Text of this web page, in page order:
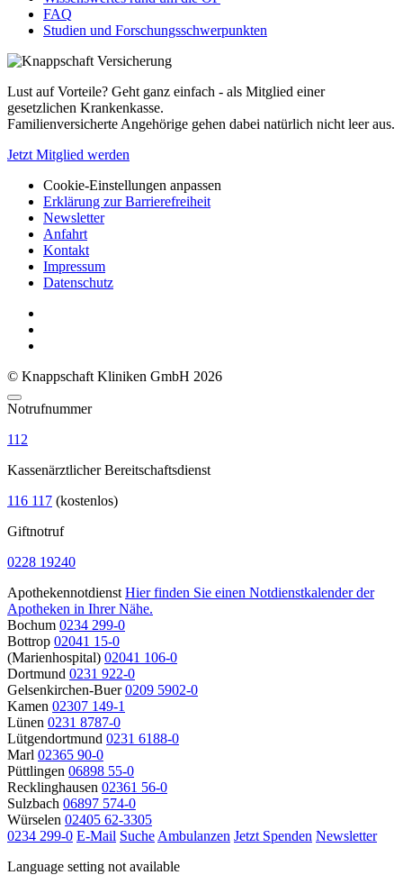
FAQ
Studien und Forschungsschwerpunkten
Lust auf Vorteile? Geht ganz einfach - als Mitglied einer
gesetzlichen Krankenkasse.
Familienversicherte Angehörige gehen dabei natürlich nicht leer aus.
Jetzt Mitglied werden
Cookie-Einstellungen anpassen
Erklärung zur Barrierefreiheit
Newsletter
Anfahrt
Kontakt
Impressum
Datenschutz
© Knappschaft Kliniken GmbH 2026
Notrufnummer
112
Kassenärztlicher Bereitschaftsdienst
116 117 (kostenlos)
Giftnotruf
0228 19240
Apothekennotdienst Hier finden Sie einen Notdienstkalender der
Apotheken in Ihrer Nähe.
Bochum 0234 299-0
Bottrop 02041 15-0
(Marienhospital) 02041 106-0
Dortmund 0231 922-0
Gelsenkirchen-Buer 0209 5902-0
Kamen 02307 149-1
Lünen 0231 8787-0
Lütgendortmund 0231 6188-0
Marl 02365 90-0
Püttlingen 06898 55-0
Recklinghausen 02361 56-0
Sulzbach 06897 574-0
Würselen 02405 62-3305
0234 299-0 E-Mail Suche Ambulanzen Jetzt Spenden Newsletter
Language setting not available